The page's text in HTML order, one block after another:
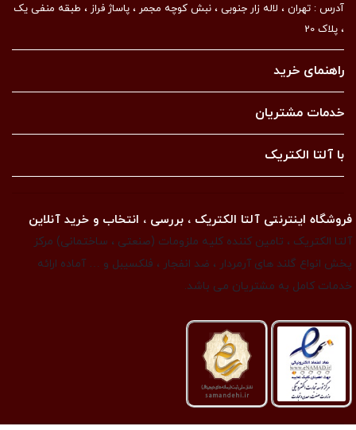
آدرس : تهران ، لاله زار جنوبی ، نبش کوچه مجمر ، پاساژ فراز ، طبقه منفی یک
، پلاک 20
راهنمای خرید
خدمات مشتریان
با آلتا الکتریک
فروشگاه اینترنتی آلتا الکتریک ، بررسی ، انتخاب و خرید آنلاین
آلتا الکتریک ، تامین کننده کلیه ملزومات (صنعتی ، ساختمانی) مرکز
پخش انواع گلند های آرمردار ، ضد انفجار ، فلکسیبل و … آماده ارائه
خدمات کامل به مشتریان می باشد.